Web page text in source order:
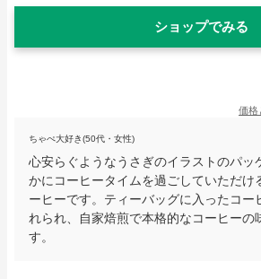
ショップでみる
価格
ちゃぺ大好き(50代・女性)
心安らぐようなうさぎのイラストのパッ
かにコーヒータイムを過ごしていただけ
ーヒーです。ティーバッグに入ったコー
れられ、自家焙煎で本格的なコーヒーの
す。